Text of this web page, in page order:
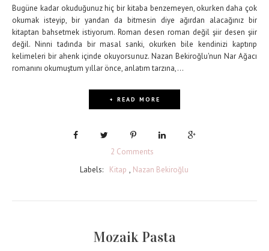
Bugüne kadar okuduğunuz hiç bir kitaba benzemeyen, okurken daha çok
okumak isteyip, bir yandan da bitmesin diye ağırdan alacağınız bir
kitaptan bahsetmek istiyorum. Roman desen roman değil şiir desen şiir
değil. Ninni tadında bir masal sanki, okurken bile kendinizi kaptırıp
kelimeleri bir ahenk içinde okuyorsunuz. Nazan Bekiroğlu'nun Nar Ağacı
romanını okumuştum yıllar önce, anlatım tarzına,...
+ READ MORE
2 Comments
Labels:
Kitap , Nazan Bekiroğlu
Mozaik Pasta